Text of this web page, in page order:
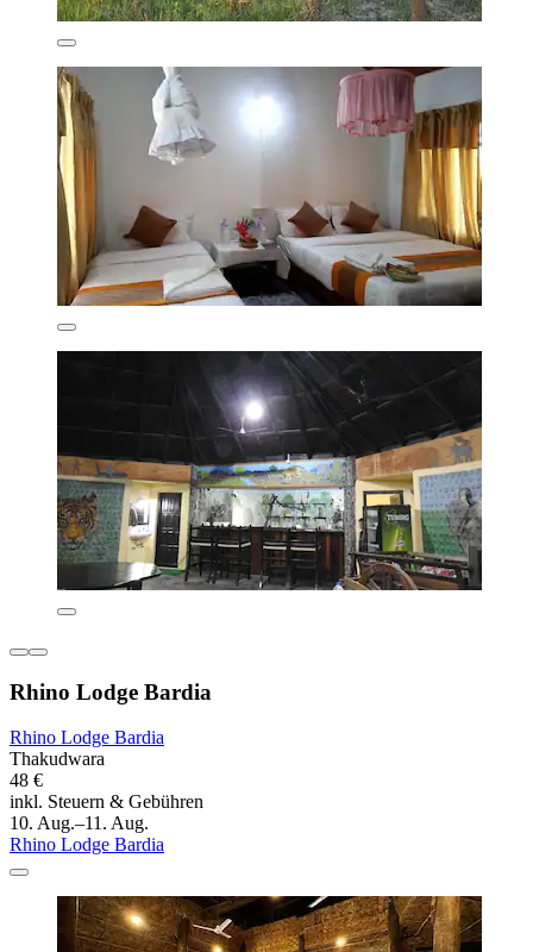
Rhino Lodge Bardia
Rhino Lodge Bardia
Thakudwara
48 €
inkl. Steuern & Gebühren
10. Aug.–11. Aug.
Rhino Lodge Bardia